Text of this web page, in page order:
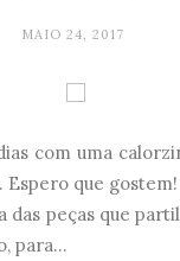
MAIO 24, 2017
com uma
que
das peças que
para...